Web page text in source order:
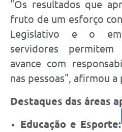
"Os resultados que
fruto de um esforço
Legislativo e o
servidores
avance com
nas pessoas", afirmou
Destaques das áreas
Educação e Esporte: